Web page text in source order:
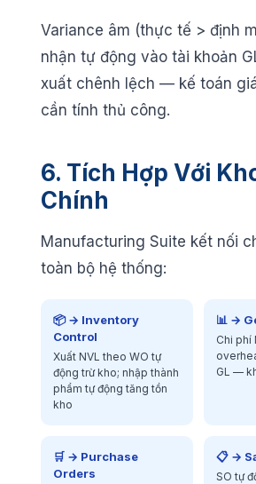
Variance âm (thực tế > định
nhận tự động vào tài khoản
xuất chênh lệch — kế toán
cần tính thủ công.
6. Tích Hợp Với
Chính
Manufacturing Suite kết nối
toàn bộ hệ thống:
📦 → Inventory
Control
Xuất NVL theo WO tự
động trừ kho; nhập thành
phẩm tự động tăng tồn
kho
📊 →
Chi phí
GL —
🛒 → Purchase
Orders
📋 →
SO tự